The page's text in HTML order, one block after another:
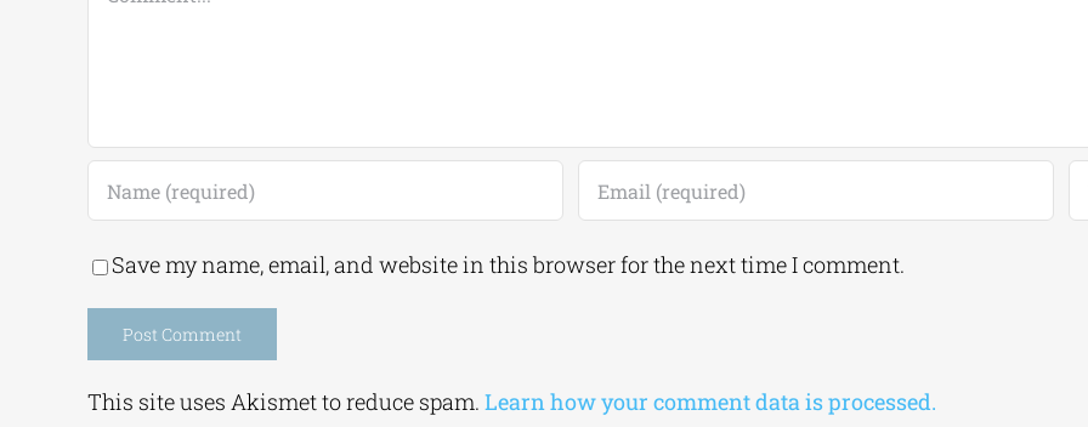
Save my name, email, and website in this browser for the next time I comment.
This site uses Akismet to reduce spam. Learn how your comment data is processed.